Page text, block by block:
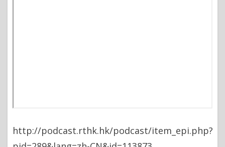
http://podcast.rthk.hk/podcast/item_epi.php?